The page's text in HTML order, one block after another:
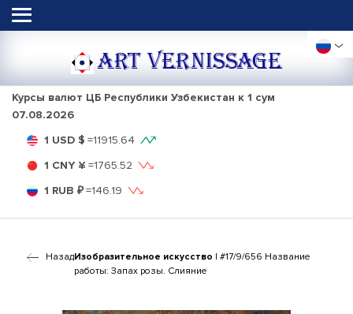
ART VERNISSAGE
Курсы валют ЦБ Республики Узбекистан к 1 сум
07.08.2026
1 USD $ =11915.64
1 CNY ¥ =1765.52
1 RUB ₽=146.19
НазадИзобразительное искусство | #17/9/656 Название
работы: Запах розы. Слияние